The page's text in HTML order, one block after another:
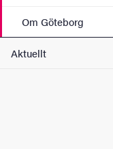
Om Göteborg
Aktuellt